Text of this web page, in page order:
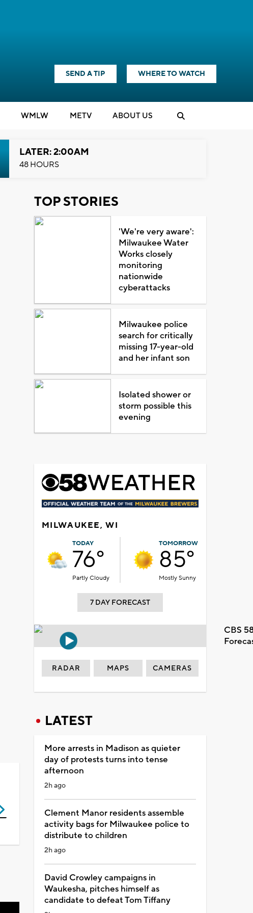
SEND A TIP WHERE TO WATCH
WMLW METV ABOUT US
LATER: 2:00AM
48 HOURS
TOP STORIES
'We're very aware':
Milwaukee Water
Works closely
monitoring
nationwide
cyberattacks
Milwaukee police
search for critically
missing 17-year-old
and her infant son
Isolated shower or
storm possible this
evening
MILWAUKEE, WI
TODAY
76°
Partly Cloudy
TOMORROW
85°
Mostly Sunny
7 DAY FORECAST
CBS
RADAR MAPS CAMERAS
LATEST
More arrests in Madison as quieter
day of protests turns into tense
afternoon
2h ago
Clement Manor residents assemble
activity bags for Milwaukee police to
distribute to children
2h ago
David Crowley campaigns in
Waukesha, pitches himself as
candidate to defeat Tom Tiffany